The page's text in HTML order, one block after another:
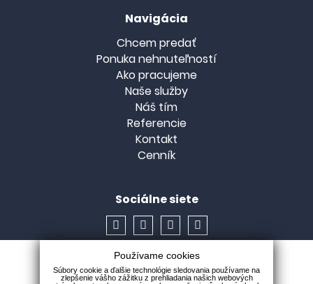
Používame cookies
Súbory cookie a ďalšie technológie sledovania používame na
zlepšenie vášho zážitku z prehliadania našich webových
Navigácia
Chcem predať
Ponuka nehnuteľností
Ako pracujeme
Naše služby
Náš tím
Referencie
Kontakt
Cenník
Sociálne siete